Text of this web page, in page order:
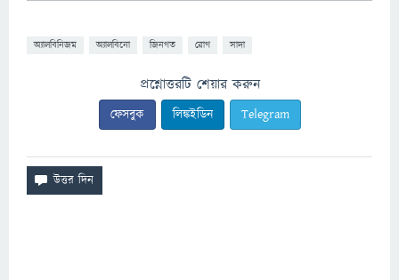
অ্যালবিনিজম অ্যালবিনো জিনগত রোগ সাদা
প্রশ্নোত্তরটি শেয়ার করুন
ফেসবুক লিঙ্কইডিন Telegram